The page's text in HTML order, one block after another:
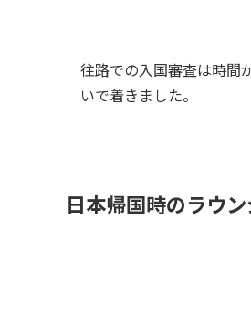
往路での入国審査は時間
いで着きました。
日本帰国時のラウ